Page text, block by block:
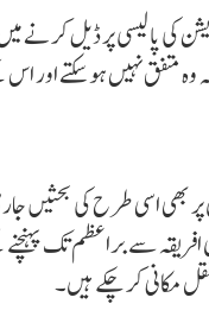
پالیسی پر ڈیل کرنے
نہیں ہو سکتے اور اس
بھی اسی طرح کی بحثیں
افریقہ سے براعظم تک
مکانی کر چکے ہیں۔